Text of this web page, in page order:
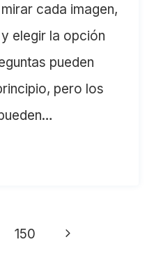
cada imagen,
elegir la opción
pueden
pero los
150
Siguiente